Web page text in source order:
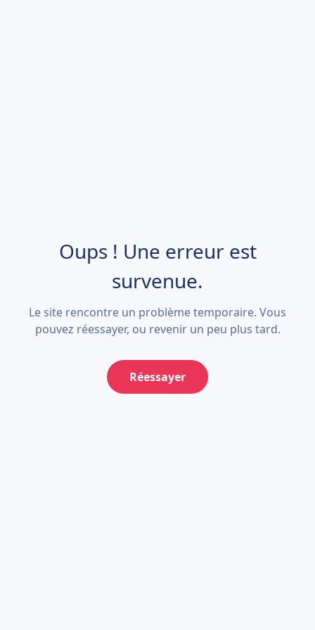
Oups ! Une erreur est
survenue.
Le site rencontre un problème temporaire. Vous
pouvez réessayer, ou revenir un peu plus tard.
Réessayer